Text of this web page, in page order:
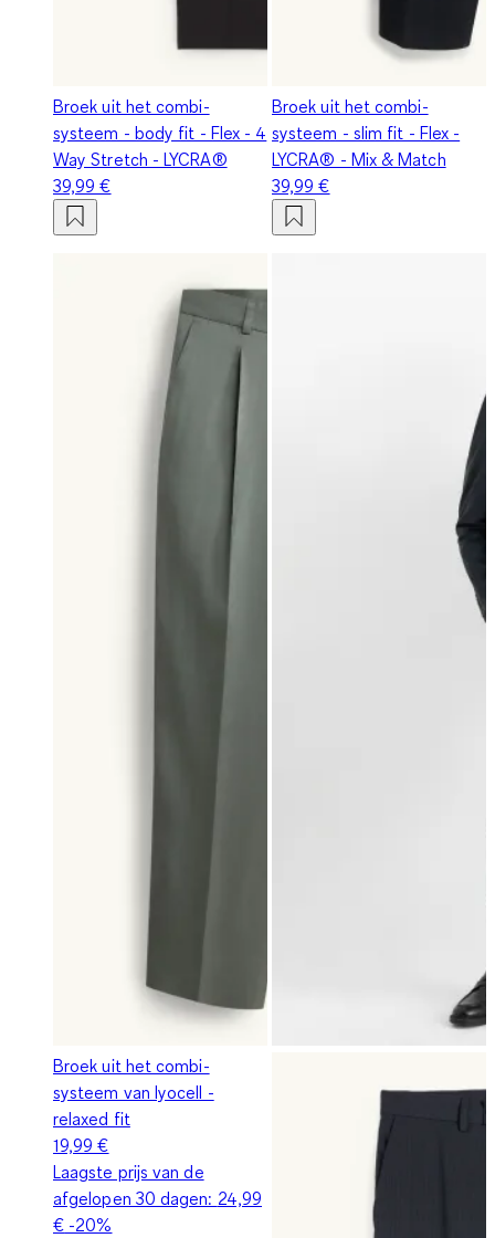
Broek uit het combi-
systeem - body fit - Flex - 4
Way Stretch - LYCRA®
39,99 €
Broek uit het combi-
systeem - slim fit - Flex -
LYCRA® - Mix & Match
39,99 €
Broek uit het combi-
systeem van lyocell -
relaxed fit
19,99 €
Laagste prijs van de
afgelopen 30 dagen: 24,99
€ -20%